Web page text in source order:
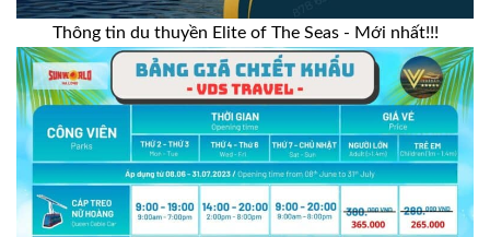
Thông tin du thuyền Elite of The Seas - Mới nhất!!!